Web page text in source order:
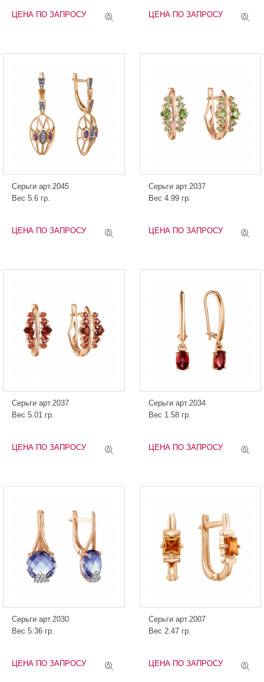
ЦЕНА ПО ЗАПРОСУ ЦЕНА ПО ЗАПРОСУ
Серьги арт.2045
Вес 5.6 гр.
ЦЕНА ПО ЗАПРОСУ
Серьги арт.2037
Вес 4.99 гр.
ЦЕНА ПО ЗАПРОСУ
Серьги арт.2037
Вес 5.01 гр.
ЦЕНА ПО ЗАПРОСУ
Серьги арт.2034
Вес 1.58 гр.
ЦЕНА ПО ЗАПРОСУ
Серьги арт.2030
Вес 5.36 гр.
ЦЕНА ПО ЗАПРОСУ
Серьги арт.2007
Вес 2.47 гр.
ЦЕНА ПО ЗАПРОСУ